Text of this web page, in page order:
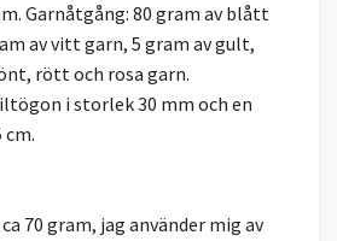
Garnåtgång: 80 gram av blått
av vitt garn, 5 gram av gult,
rött och rosa garn.
i storlek 30 mm och en
70 gram, jag använder mig av